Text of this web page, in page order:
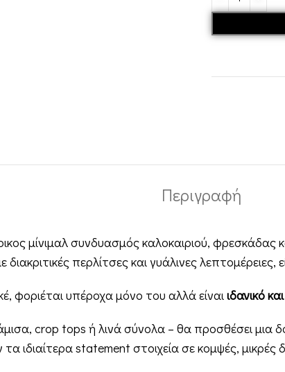
Περιγραφή
μίνιμαλ συνδυασμός καλοκαιριού,
περλίτσες και γυάλινες
φοριέται υπέροχα μόνο του αλλά είναιιδανικό
crop tops ή λινά σύνολα – θα προσθέσει μια
ιδιαίτερα statement στοιχεία σε κομψές, μικρές